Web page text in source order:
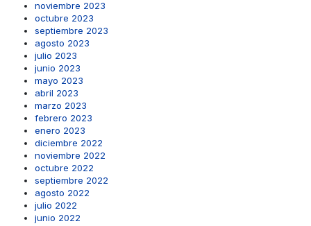
noviembre 2023
octubre 2023
septiembre 2023
agosto 2023
julio 2023
junio 2023
mayo 2023
abril 2023
marzo 2023
febrero 2023
enero 2023
diciembre 2022
noviembre 2022
octubre 2022
septiembre 2022
agosto 2022
julio 2022
junio 2022